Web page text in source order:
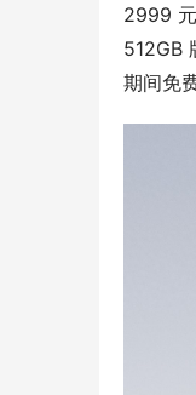
2999
512GB
期间免